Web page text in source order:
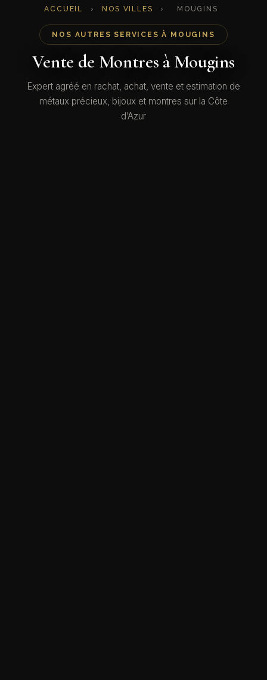
ACCUEIL › NOS VILLES › MOUGINS
NOS AUTRES SERVICES À MOUGINS
Vente de Montres à Mougins
Expert agréé en rachat, achat, vente et estimation de
métaux précieux, bijoux et montres sur la Côte
d’Azur